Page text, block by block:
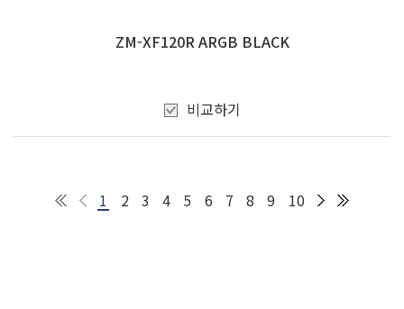
ZM-XF120R ARGB BLACK
비교하기
1 2 3 4 5 6 7 8 9 10